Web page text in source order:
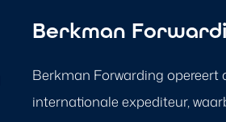
Berkman
Berkman Forwarding opereert
internationale expediteur,